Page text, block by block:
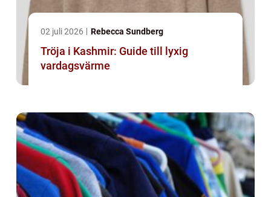
02 juli 2026 Rebecca Sundberg
Tröja i Kashmir: Guide till lyxig
vardagsvärme